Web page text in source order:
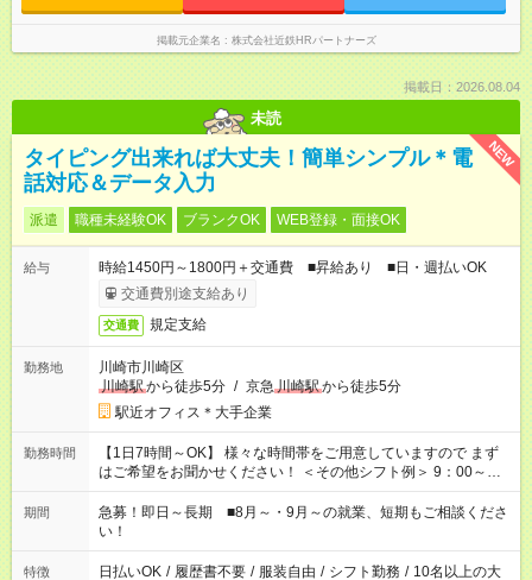
掲載元企業名 株式会社近鉄HRパートナーズ
掲載日：2026.08.04
未読
NEW
タイピング出来れば大丈夫！簡単シンプル＊電
話対応＆データ入力
派遣 職種未経験OK ブランクOK WEB登録・面接OK
給与
時給1450円～1800円＋交通費 ■昇給あり ■日・週払いOK
交通費別途支給あり
交通費 規定支給
勤務地
川崎市川崎区
川崎駅から徒歩5分 / 京急 川崎駅から徒歩5分
駅近オフィス＊大手企業
勤務時間
【1日7時間～OK】 様々な時間帯をご用意していますので まず
はご希望をお聞かせください！ ＜その他シフト例＞ 9：00～
17：00 11：00～20：00 などなど！その他のお時間もOKです！
期間
急募！即日～長期 ■8月～・9月～の就業、短期もご相談くださ
い！
特徴 日払いOK / 履歴書不要 / 服装自由 / シフト勤務 / 10名以上の大